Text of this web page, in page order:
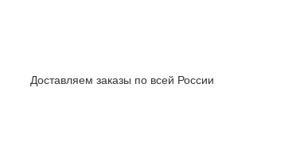
Доставляем заказы по всей России